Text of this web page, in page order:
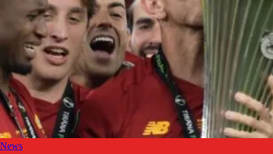
News